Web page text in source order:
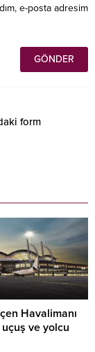
e-posta adresim
form
Havalimanı
ve yolcu